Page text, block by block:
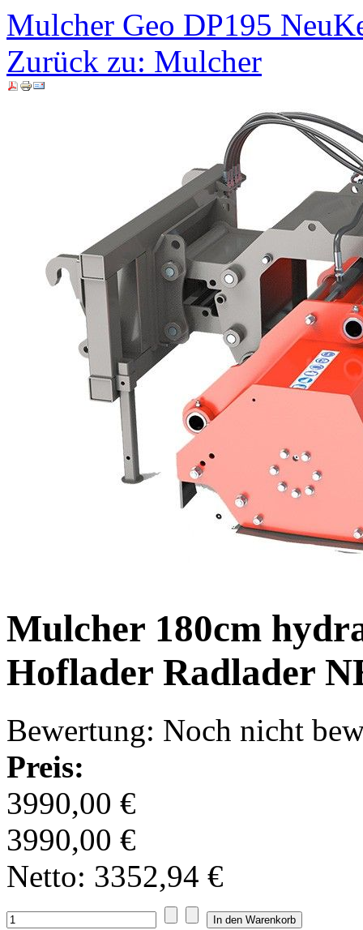
Mulcher Geo DP195 Neu
Zurück zu: Mulcher
Mulcher 180cm
Hoflader Radlader
Bewertung: Noch nicht
Preis:
3990,00 €
3990,00 €
Netto: 3352,94 €